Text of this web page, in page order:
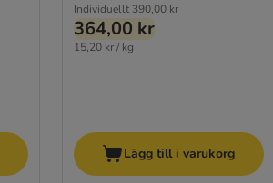
Individuellt 390,00 kr
364,00 kr
15,20 kr / kg
Lägg till i varukorg